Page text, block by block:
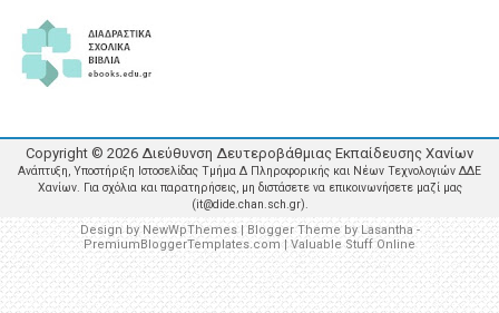
Copyright © 2026 Διεύθυνση Δευτεροβάθμιας Εκπαίδευσης Χανίων
Ανάπτυξη, Υποστήριξη Ιστοσελίδας Τμήμα Δ Πληροφορικής και Νέων Τεχνολογιών ΔΔΕ
Χανίων. Για σχόλια και παρατηρήσεις, μη διστάσετε να επικοινωνήσετε μαζί μας
(it@dide.chan.sch.gr).
Design byNewWpThemes| Blogger Theme by Lasantha -
PremiumBloggerTemplates.com| Valuable Stuff Online